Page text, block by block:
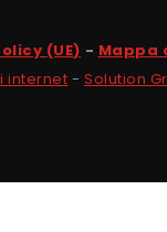
(UE) - Mappa
internet -Solution